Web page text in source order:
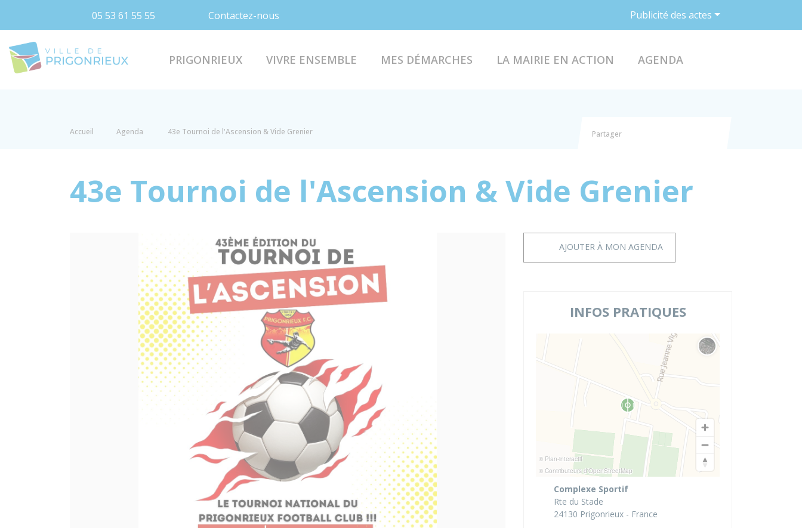
05 53 61 55 55 Contactez-nous Publicité des actes
PRIGONRIEUX VIVRE ENSEMBLE MES DÉMARCHES LA MAIRIE EN ACTION AGENDA
Accueil Agenda 43e Tournoi de l'Ascension & Vide Grenier Partager
43e Tournoi de l'Ascension & Vide Grenier
AJOUTER À MON AGENDA
INFOS PRATIQUES
© Plan-interactif
© Contributeurs d'OpenStreetMap
Changer le fond de carte
Complexe Sportif
Rte du Stade
24130 Prigonrieux - France